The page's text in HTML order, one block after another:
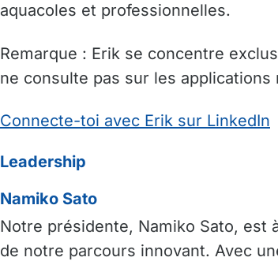
aquacoles et professionnelles.
Remarque : Erik se concentre
ne consulte pas sur les
Connecte-toi avec Erik sur LinkedIn
Leadership
Namiko Sato
Notre présidente, Namiko Sato, est
de notre parcours innovant. Avec